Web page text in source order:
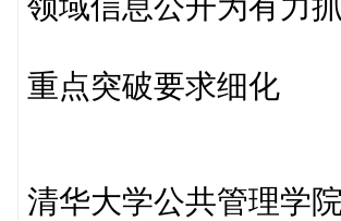
重点突破要求细化
清华大学公共管理学